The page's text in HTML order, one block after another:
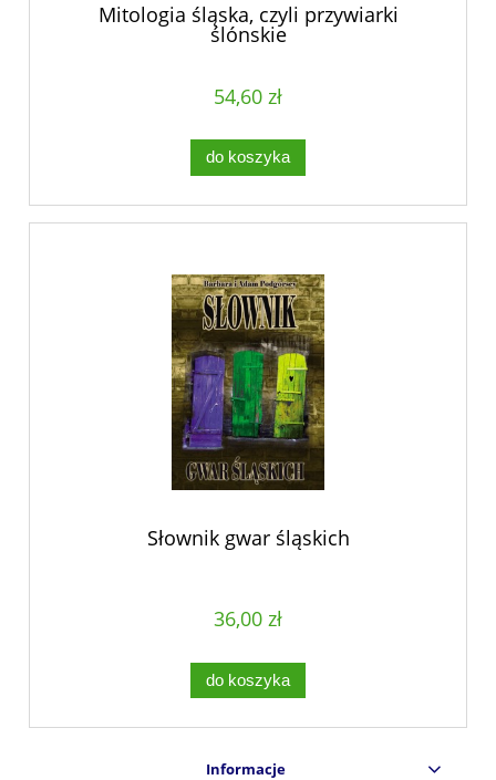
Mitologia śląska, czyli przywiarki
ślónskie
54,60 zł
do koszyka
Słownik gwar śląskich
36,00 zł
do koszyka
Informacje